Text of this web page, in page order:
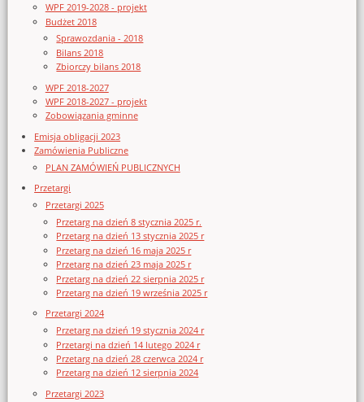
WPF 2019-2028 - projekt
Budżet 2018
Sprawozdania - 2018
Bilans 2018
Zbiorczy bilans 2018
WPF 2018-2027
WPF 2018-2027 - projekt
Zobowiązania gminne
Emisja obligacji 2023
Zamówienia Publiczne
PLAN ZAMÓWIEŃ PUBLICZNYCH
Przetargi
Przetargi 2025
Przetarg na dzień 8 stycznia 2025 r.
Przetarg na dzień 13 stycznia 2025 r
Przetarg na dzień 16 maja 2025 r
Przetarg na dzień 23 maja 2025 r
Przetarg na dzień 22 sierpnia 2025 r
Przetarg na dzień 19 września 2025 r
Przetargi 2024
Przetarg na dzień 19 stycznia 2024 r
Przetargi na dzień 14 lutego 2024 r
Przetarg na dzień 28 czerwca 2024 r
Przetarg na dzień 12 sierpnia 2024
Przetargi 2023